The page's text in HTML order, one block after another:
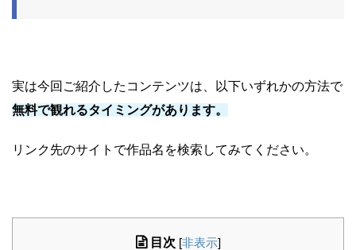
実は今回ご紹介したコンテンツは、以下いずれかの方法で
無料で観れるタイミングがあります。
リンク先のサイトで作品名を検索してみてください。
目次 [非表示]